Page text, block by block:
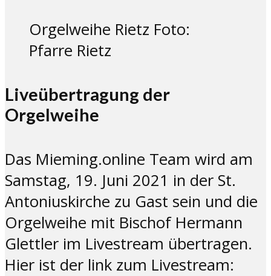
Orgelweihe Rietz Foto:
Pfarre Rietz
Liveübertragung der
Orgelweihe
Das Mieming.online Team wird am
Samstag, 19. Juni 2021 in der St.
Antoniuskirche zu Gast sein und die
Orgelweihe mit Bischof Hermann
Glettler im Livestream übertragen.
Hier ist der link zum Livestream: